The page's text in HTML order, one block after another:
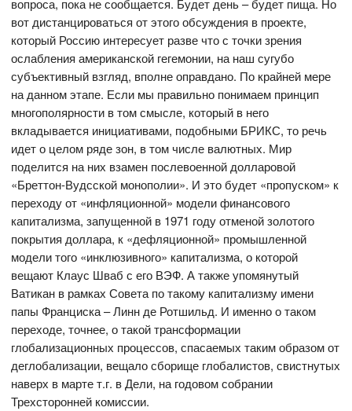
вопроса, пока не сообщается. Будет день – будет пища. Но
вот дистанцироваться от этого обсуждения в проекте,
который Россию интересует разве что с точки зрения
ослабления американской гегемонии, на наш сугубо
субъективный взгляд, вполне оправдано. По крайней мере
на данном этапе. Если мы правильно понимаем принцип
многополярности в том смысле, который в него
вкладывается инициативами, подобными БРИКС, то речь
идет о целом ряде зон, в том числе валютных. Мир
поделится на них взамен послевоенной долларовой
«Бреттон-Вудсской монополии». И это будет «пропуском» к
переходу от «инфляционной» модели финансового
капитализма, запущенной в 1971 году отменой золотого
покрытия доллара, к «дефляционной» промышленной
модели того «инклюзивного» капитализма, о которой
вещают Клаус Шваб с его ВЭФ. А также упомянутый
Ватикан в рамках Совета по такому капитализму имени
папы Франциска – Линн де Ротшильд. И именно о таком
переходе, точнее, о такой трансформации
глобализационных процессов, спасаемых таким образом от
деглобализации, вещало сборище глобалистов, свистнутых
наверх в марте т.г. в Дели, на годовом собрании
Трехсторонней комиссии.